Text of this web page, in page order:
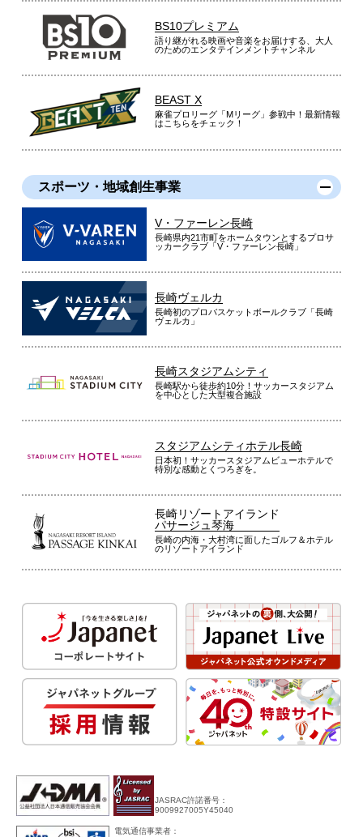
BS10プレミアム
語り継がれる映画や音楽をお届けする、大人
のためのエンタテインメントチャンネル
BEAST X
麻雀プロリーグ「Mリーグ」参戦中！最新情報
はこちらをチェック！
スポーツ・地域創生事業
V・ファーレン長崎
長崎県内21市町をホームタウンとするプロサ
ッカークラブ「V・ファーレン長崎」
長崎ヴェルカ
長崎初のプロバスケットボールクラブ「長崎
ヴェルカ」
長崎スタジアムシティ
長崎駅から徒歩約10分！サッカースタジアム
を中心とした大型複合施設
スタジアムシティホテル長崎
日本初！サッカースタジアムビューホテルで
特別な感動とくつろぎを。
長崎リゾートアイランド
パサージュ琴海
長崎の内海・大村湾に面したゴルフ＆ホテル
のリゾートアイランド
JASRAC許諾番号：
9009927005Y45040
電気通信事業者：